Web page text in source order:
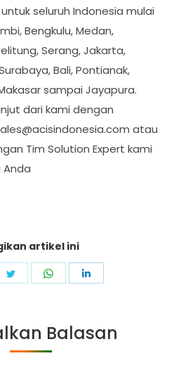
seluruh Indonesia mulai
Bengkulu, Medan,
Serang, Jakarta,
Bali, Pontianak,
sampai Jayapura.
dari kami dengan
atau
Tim Solution Expert kami
artikel ini
Share
Share
Balasan